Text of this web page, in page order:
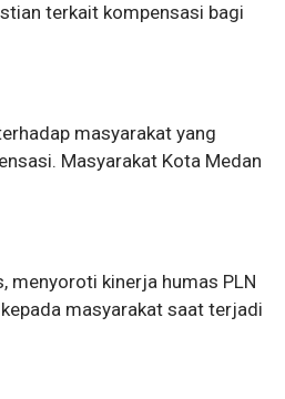
terkait kompensasi bagi
masyarakat yang
Masyarakat Kota Medan
menyoroti kinerja humas PLN
masyarakat saat terjadi